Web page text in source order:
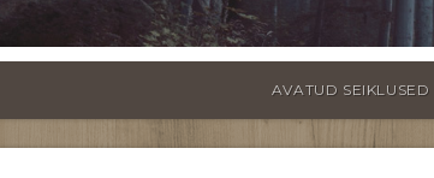
AVATUD SEIKLUSED